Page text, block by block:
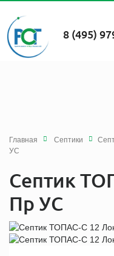
8 (495)
Главная Септики
УС
Септик
Пр УС